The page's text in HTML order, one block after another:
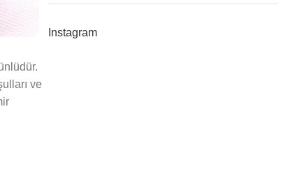
ve
Instagram